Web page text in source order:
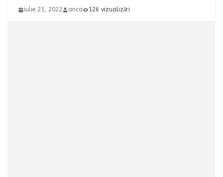
iulie 21, 2022 anca 126 vizualizări